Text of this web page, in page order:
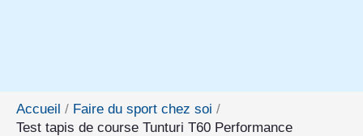
Accueil
Faire du sport chez soi
Test tapis de course Tunturi T60 Performance